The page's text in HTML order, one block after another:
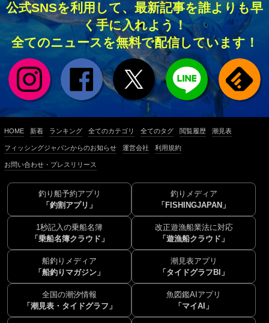
公式SNSを利用して、最新記事を誰よりも早
く手に入れよう！
全てのニュースを無料で配信しています！
HOME 新着 ランキング 全てのカテゴリ 全てのタグ 閲覧履歴 潮見表
フィッシングジャパンからのお知らせ 運営会社 利用規約
お問い合わせ・プレスリリース
釣り船予約アプリ
「釣割アプリ」
釣りメディア
「FISHINGJAPAN」
1秒記入の乗船名簿
「乗船名簿クラウド」
改正遊漁船業法に対応
「遊漁船クラウド」
船釣りメディア
「船釣りマガジン」
潮見表アプリ
「タイドグラフBI」
全国の潮汐情報
「潮見表・タイドグラフ」
魚図鑑AIアプリ
「マイAI」